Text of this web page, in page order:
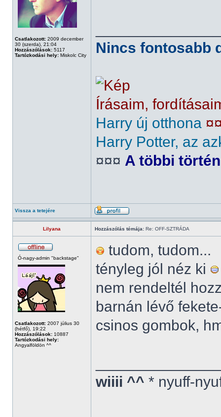
Csatlakozott: 2009 december
30 (szerda), 21:04
Hozzászólások: 5117
Tartózkodási hely: Miskolc City
Nincs fontosabb
Írásaim,
Harry új otthona
Harry Potter, az
¤¤¤ A többi
Vissza a tetejére
Lilyana Hozzászólás témája: Re: OFF-SZTRÁDA
Ó-nagy-admin "backstage"
Csatlakozott: 2007 július 30
(hétfő), 19:22
Hozzászólások: 10887
Tartózkodási hely:
Angyalföldön ^^
tudom, tudom...
tényleg jól néz ki
nem rendeltél
barnán lévő
csinos gombok,
wiiii ^^ * nyuff-